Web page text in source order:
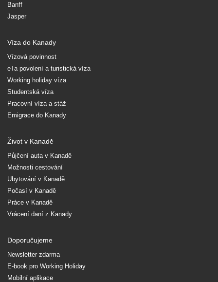
Banff
Jasper
Víza do Kanady
Vízová povinnost
eTa povolení a turistická víza
Working holiday víza
Studentská víza
Pracovní víza a stáž
Emigrace do Kanady
Život v Kanadě
Půjčení auta v Kanadě
Možnosti cestování
Ubytování v Kanadě
Počasí v Kanadě
Práce v Kanadě
Vrácení daní z Kanady
Doporučujeme
Newsletter zdarma
E-book pro Working Holiday
Mobilní aplikace